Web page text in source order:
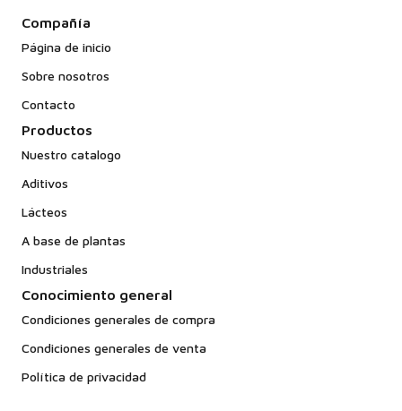
Compañía
Página de inicio
Sobre nosotros
Contacto
Productos
Nuestro catalogo
Aditivos
Lácteos
A base de plantas
Industriales
Conocimiento general
Condiciones generales de compra
Condiciones generales de venta
Política de privacidad